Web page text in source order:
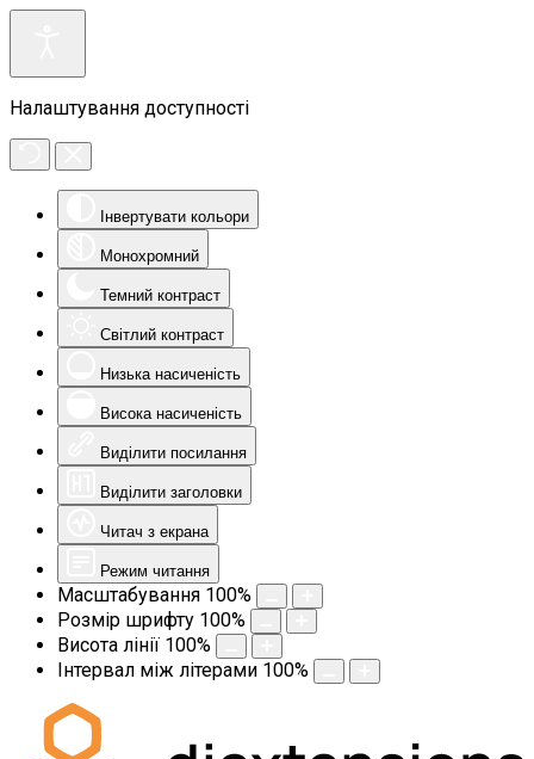
Налаштування доступності
Інвертувати кольори
Монохромний
Темний контраст
Світлий контраст
Низька насиченість
Висока насиченість
Виділити посилання
Виділити заголовки
Читач з екрана
Режим читання
Масштабування 100%
Розмір шрифту 100%
Висота лінії 100%
Інтервал між літерами 100%